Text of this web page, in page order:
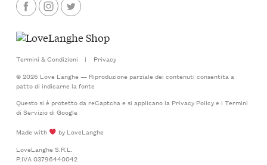
Termini & Condizioni |
Privacy
© 2026 Love Langhe — Riproduzione parziale dei contenuti consentita a
patto di indicarne la fonte
Questo si è protetto da reCaptcha e si applicano la Privacy Policye i Termini
di Serviziodi Google
Made with
by LoveLanghe
LoveLanghe S.R.L.
P.IVA 03796440042